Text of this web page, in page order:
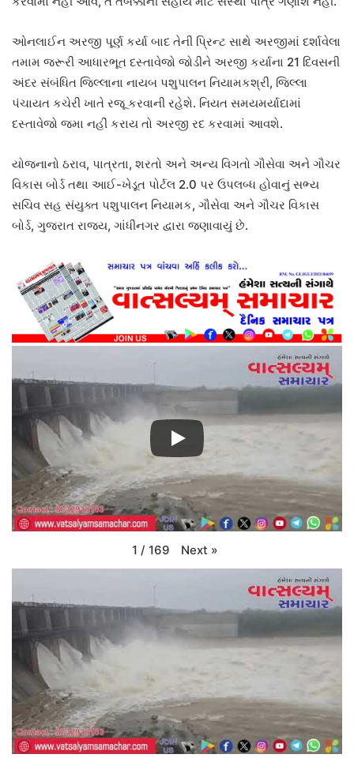
ઓનલાઈન અરજી પૂર્ણ કર્યા બાદ તેની પ્રિન્ટ સાથે અરજીમાં દર્શાવેલા
તમામ જરૂરી આધારભૂત દસ્તાવેજો જોડીને અરજી કર્યાના 21 દિવસની
અંદર સંબંધિત જિલ્લાના નાયબ પશુપાલન નિયામકશ્રી, જિલ્લા
પંચાયત કચેરી ખાતે રજૂ કરવાની રહેશે. નિયત સમયમર્યાદામાં
દસ્તાવેજો જમા નહીં કરાય તો અરજી રદ કરવામાં આવશે.
યોજનાનો ઠરાવ, પાત્રતા, શરતો અને અન્ય વિગતો ગૌસેવા અને ગૌચર
વિકાસ બોર્ડ તથા આઈ-ખેડૂત પોર્ટલ 2.0 પર ઉપલબ્ધ હોવાનું સભ્ય
સચિવ સહ સંયુક્ત પશુપાલન નિયામક, ગૌસેવા અને ગૌચર વિકાસ
બોર્ડ, ગુજરાત રાજ્ય, ગાંધીનગર દ્વારા જણાવાયું છે.
1 / 169 Next »